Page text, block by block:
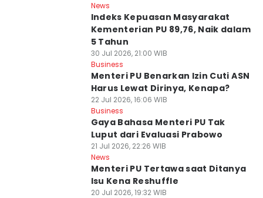
News
Indeks Kepuasan Masyarakat
Kementerian PU 89,76, Naik dalam
5 Tahun
30 Jul 2026, 21:00 WIB
Business
Menteri PU Benarkan Izin Cuti ASN
Harus Lewat Dirinya, Kenapa?
22 Jul 2026, 16:06 WIB
Business
Gaya Bahasa Menteri PU Tak
Luput dari Evaluasi Prabowo
21 Jul 2026, 22:26 WIB
News
Menteri PU Tertawa saat Ditanya
Isu Kena Reshuffle
20 Jul 2026, 19:32 WIB